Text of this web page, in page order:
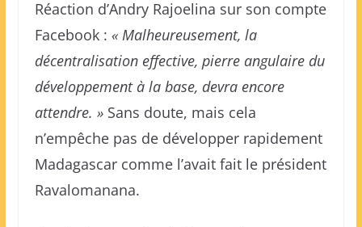
Réaction d’Andry Rajoelina sur son compte
Facebook : « Malheureusement, la
décentralisation effective, pierre angulaire du
développement à la base, devra encore
attendre. » Sans doute, mais cela
n’empêche pas de développer rapidement
Madagascar comme l’avait fait le président
Ravalomanana.